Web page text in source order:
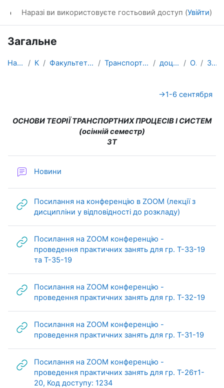
Наразі ви використовуєте гостьовий доступ (Увійти)
Загальне
На головну Курси Факультет транспортних систем Транспортних систем і логістики доц. Любий Є. В. ОТТПС Загальне
→1-6 сентября
ОСНОВИ ТЕОРІЇ ТРАНСПОРТНИХ ПРОЦЕСІВ І СИСТЕМ
(осінній семестр)
3Т
Новини
Посилання на конференцію в ZOOM (лекції з
дисципліни у відповідності до розкладу)
Посилання на ZOOM конференцію -
проведення практичних занять для гр. Т-33-19
та Т-35-19URL (веб-посилання)
Посилання на ZOOM конференцію -
проведення практичних занять для гр. Т-32-19URL
Посилання на ZOOM конференцію -
проведення практичних занять для гр. Т-31-19URL
Посилання на ZOOM конференцію -
проведення практичних занять для гр. Т-26т1-
20, Код доступу: 1234URL (веб-посилання)